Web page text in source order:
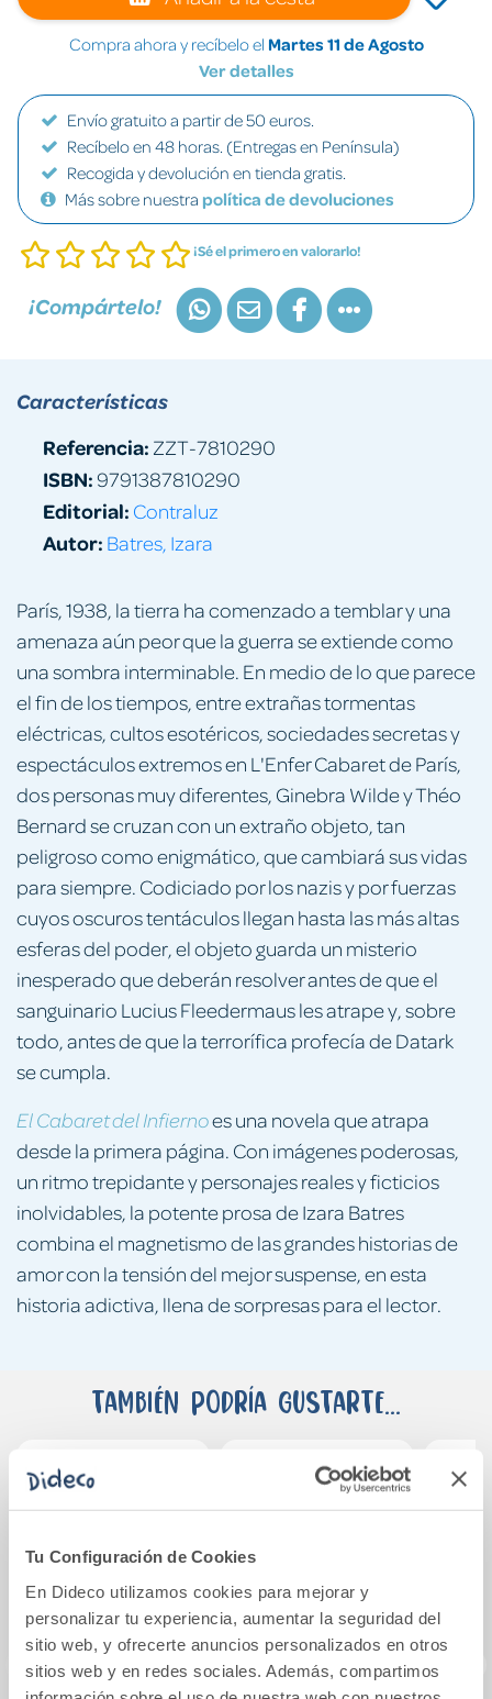
Tu Configuración de Cookies
En Dideco utilizamos cookies para mejorar y
personalizar tu experiencia, aumentar la seguridad del
sitio web, y ofrecerte anuncios personalizados en otros
sitios web y en redes sociales. Además, compartimos
Compra ahora y recíbelo el Martes 11 de Agosto
Ver detalles
Envío gratuito a partir de 50 euros.
Recíbelo en 48 horas. (Entregas en Península)
Recogida y devolución en tienda gratis.
Más sobre nuestra política de devoluciones
¡Sé el primero en valorarlo!
¡Compártelo!
París, 1938, la tierra ha comenzado a temblar y una
amenaza aún peor que la guerra se extiende como
una sombra interminable. En medio de lo que parece
el fin de los tiempos, entre extrañas tormentas
eléctricas, cultos esotéricos, sociedades secretas y
espectáculos extremos en L'Enfer Cabaret de París,
dos personas muy diferentes, Ginebra Wilde y Théo
Bernard se cruzan con un extraño objeto, tan
peligroso como enigmático, que cambiará sus vidas
para siempre. Codiciado por los nazis y por fuerzas
cuyos oscuros tentáculos llegan hasta las más altas
esferas del poder, el objeto guarda un misterio
inesperado que deberán resolver antes de que el
sanguinario Lucius Fleedermaus les atrape y, sobre
todo, antes de que la terrorífica profecía de Datark
se cumpla.
El Cabaret del Infiernoes una novela que atrapa
desde la primera página. Con imágenes poderosas,
un ritmo trepidante y personajes reales y ficticios
inolvidables, la potente prosa de Izara Batres
combina el magnetismo de las grandes historias de
amor con la tensión del mejor suspense, en esta
historia adictiva, llena de sorpresas para el lector.
Características
Referencia: ZZT-7810290
ISBN:9791387810290
Editorial: Contraluz
Autor: Batres, Izara
También podría gustarte...